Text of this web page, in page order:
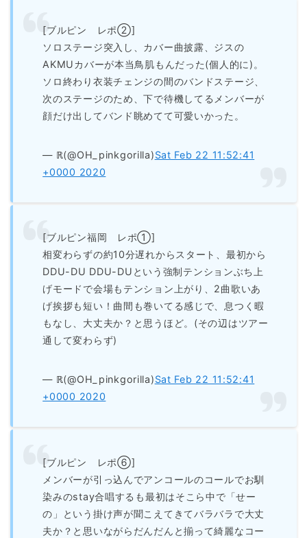
[ブルピン レポ②]
ソロステージ突入し、カバー曲披露、ジスの
AKMUカバーが本当鳥肌もんだった(個人的に)。
ソロ終わり衣装チェンジの間のバンドステージ、
次のステージのため、下で待機してるメンバーが
顔だけ出してバンド眺めてて可愛いかった。
— ℝ(@OH_pinkgorilla)Sat Feb 22 11:52:41
+0000 2020
[ブルピン福岡 レポ①]
相変わらずの約10分遅れからスタート、最初から
DDU-DU DDU-DUという強制テンションぶち上
げモードで会場もテンション上がり、2曲歌いあ
げ挨拶も短い！曲間も巻いてる感じで、息つく暇
もなし、大丈夫か？と思うほど。(その辺はツアー
通して変わらず)
— ℝ(@OH_pinkgorilla)Sat Feb 22 11:52:41
+0000 2020
[ブルピン レポ⑥]
メンバーが引っ込んでアンコールのコールでお馴
染みのstay合唱するも最初はそこら中で「せー
の」という掛け声が聞こえてきてバラバラで大丈
夫か？と思いながらだんだんと揃って綺麗なコー